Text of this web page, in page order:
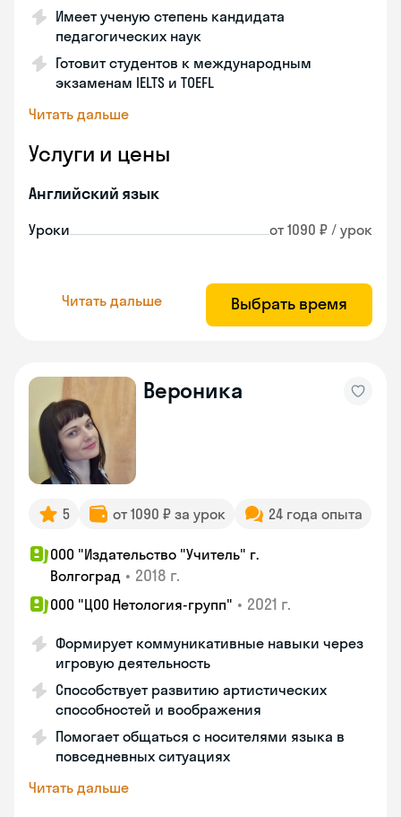
Имеет ученую степень кандидата
педагогических наук
Готовит студентов к международным
экзаменам IELTS и TOEFL
Читать дальше
Услуги и цены
Английский язык
Уроки от 1090 ₽ / урок
Читать дальше Выбрать время
Вероника
5 от 1090 ₽ за урок 24 года опыта
ООО "Издательство "Учитель" г.
Волгоград • 2018 г.
ООО "ЦОО Нетология-групп" • 2021 г.
Формирует коммуникативные навыки через
игровую деятельность
Способствует развитию артистических
способностей и воображения
Помогает общаться с носителями языка в
повседневных ситуациях
Читать дальше